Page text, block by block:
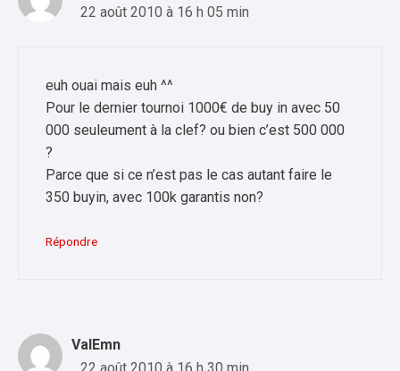
22 août 2010 à 16 h 05 min
euh ouai mais euh ^^
Pour le dernier tournoi 1000€ de buy in avec 50
000 seuleument à la clef? ou bien c’est 500 000
?
Parce que si ce n’est pas le cas autant faire le
350 buyin, avec 100k garantis non?
Répondre
ValEmn